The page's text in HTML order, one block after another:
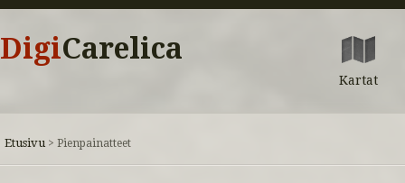
DigiCarelica
Kartat
Etusivu > Pienpainatteet